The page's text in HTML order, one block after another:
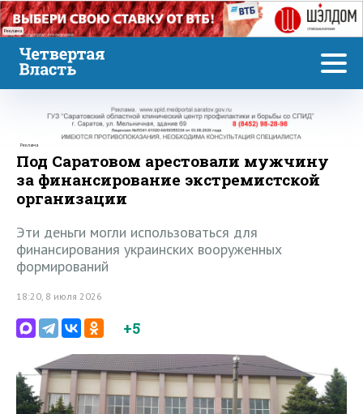
Реклама
Реклама
Под Саратовом арестовали мужчину
за финансирование экстремистской
организации
Эти деньги могли использоваться для
финансирования украинских вооруженных
формирований
18:20, 8 июля 2026
+5